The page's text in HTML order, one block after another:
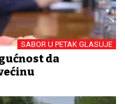
SABOR U PETAK GLASUJE
da